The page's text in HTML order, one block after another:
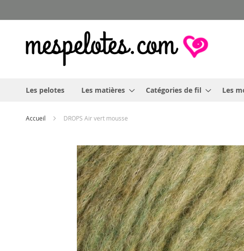
au
Les pelotes Les matières Catégories de fil Les
Accueil DROPS Air vert mousse